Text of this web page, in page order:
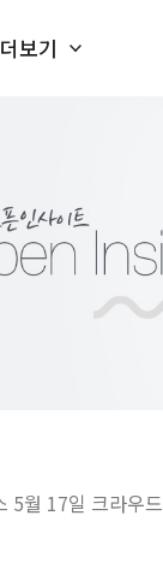
더보기
5월 17일 크라우